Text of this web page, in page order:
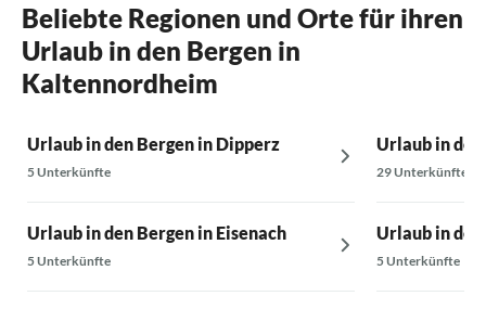
Beliebte Regionen und Orte für ihren
Urlaub in den Bergen in
Kaltennordheim
Urlaub in den Bergen in Dipperz
5 Unterkünfte
Urlaub in den Bergen in Eisenach
5 Unterkünfte
Urlaub in
29 Unterkünfte
Urlaub in den
5 Unterkünfte